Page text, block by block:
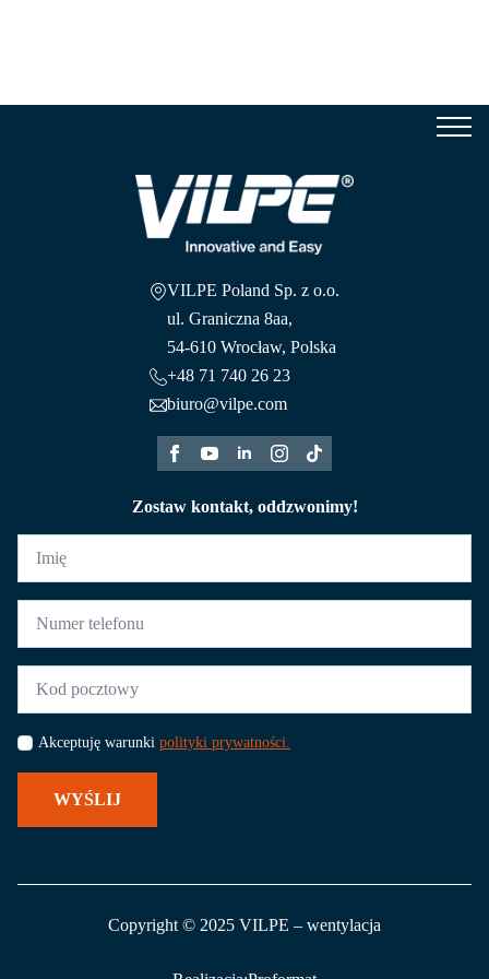
VILPE Poland Sp. z o.o.
ul. Graniczna 8aa,
54-610 Wrocław, Polska
+48 71 740 26 23
biuro@vilpe.com
Zostaw kontakt, oddzwonimy!
Imię
Numer
telefonu
Kod
pocztowy
Akceptuję warunki polityki prywatności.
WYŚLIJ
Copyright © 2025 VILPE – wentylacja